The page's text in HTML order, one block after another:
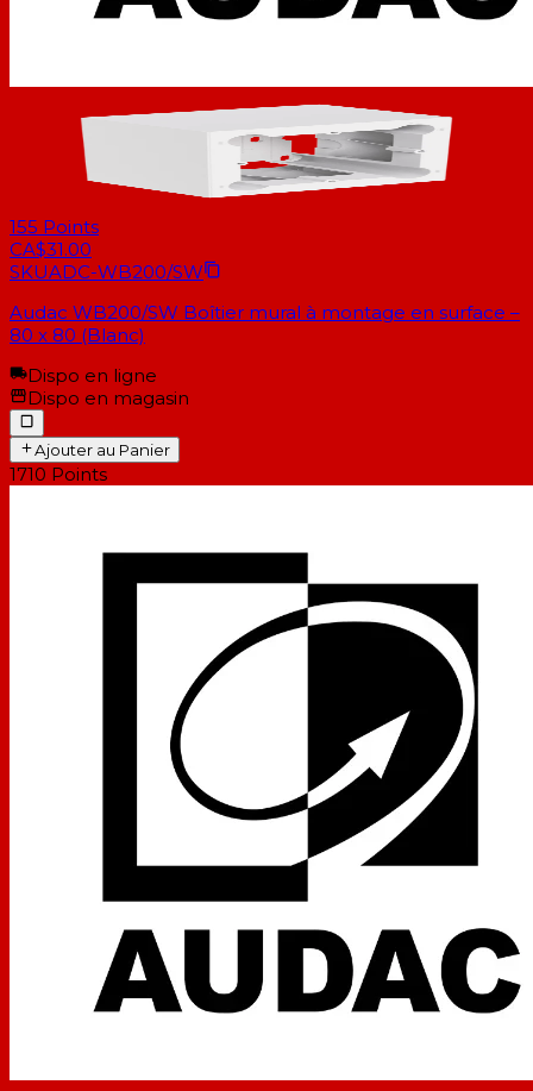
155 Points
CA$31.00
SKUADC-WB200/SW
Audac WB200/SW Boîtier mural à montage en surface –
80 x 80 (Blanc)
Dispo en ligne
Dispo en magasin
Ajouter au Panier
1710 Points